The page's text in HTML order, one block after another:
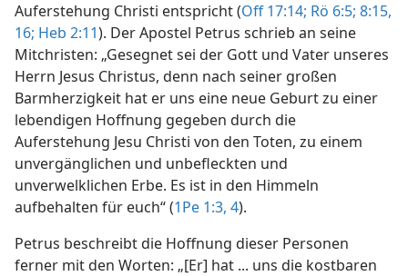
Auferstehung Christi entspricht (Off 17:14; Rö 6:5; 8:15,
16; Heb 2:11). Der Apostel Petrus schrieb an seine
Mitchristen: „Gesegnet sei der Gott und Vater unseres
Herrn Jesus Christus, denn nach seiner großen
Barmherzigkeit hat er uns eine neue Geburt zu einer
lebendigen Hoffnung gegeben durch die
Auferstehung Jesu Christi von den Toten, zu einem
unvergänglichen und unbefleckten und
unverwelklichen Erbe. Es ist in den Himmeln
aufbehalten für euch“ (1Pe 1:3, 4).
Petrus beschreibt die Hoffnung dieser Personen
ferner mit den Worten: „[Er] hat ... uns die kostbaren